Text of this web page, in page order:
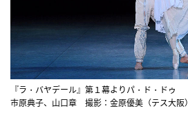
『ラ・バヤデール』第１幕よりパ・ド・ドゥ
市原典子、山口章 撮影：金原優美（テス大阪）